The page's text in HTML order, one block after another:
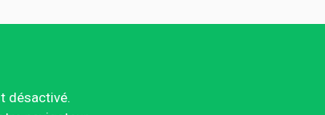
désactivé.